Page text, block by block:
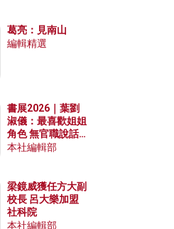
葛亮：見南山
編輯精選
書展2026｜葉劉
淑儀：最喜歡姐姐
角色 無官職說話
包袱少
本社編輯部
梁鏡威獲任方大副
校長 呂大樂加盟
社科院
本社編輯部